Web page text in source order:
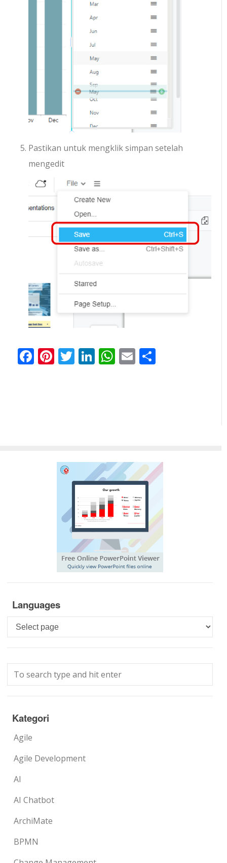
Pastikan untuk mengklik simpan setelah
mengedit
Facebook
Pinterest
Twitter
LinkedIn
WhatsApp
Email
Languages
Languages
Kategori
Agile
Agile Development
AI
AI Chatbot
ArchiMate
BPMN